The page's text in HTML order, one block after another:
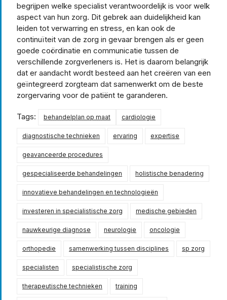
begrijpen welke specialist verantwoordelijk is voor welk
aspect van hun zorg. Dit gebrek aan duidelijkheid kan
leiden tot verwarring en stress, en kan ook de
continuïteit van de zorg in gevaar brengen als er geen
goede coördinatie en communicatie tussen de
verschillende zorgverleners is. Het is daarom belangrijk
dat er aandacht wordt besteed aan het creëren van een
geïntegreerd zorgteam dat samenwerkt om de beste
zorgervaring voor de patiënt te garanderen.
Tags: behandelplan op maat cardiologie
diagnostische technieken ervaring expertise
geavanceerde procedures
gespecialiseerde behandelingen holistische benadering
innovatieve behandelingen en technologieën
investeren in specialistische zorg medische gebieden
nauwkeurige diagnose neurologie oncologie
orthopedie samenwerking tussen disciplines sp zorg
specialisten specialistische zorg
therapeutische technieken training